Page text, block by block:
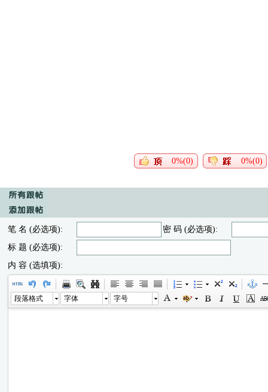
0%(0) 0%(0)
笔 名 (必选项):
密 码 (必选项):
标 题 (必选项):
内 容 (选填项):
段落格式 字体 字号